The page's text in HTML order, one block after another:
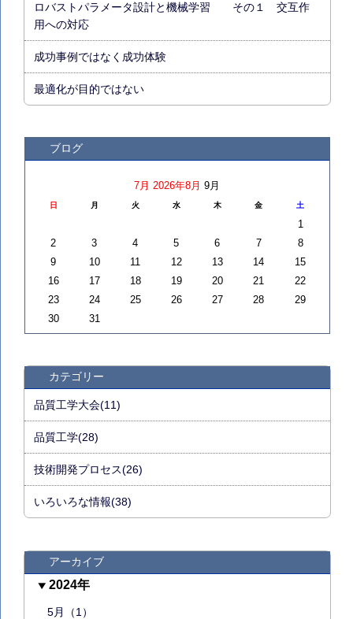
ロバストパラメータ設計と機械学習 その１ 交互作
用への対応
成功事例ではなく成功体験
最適化が目的ではない
ブログ
7月 2026年8月 9月
日 月 火 水 木 金 土
1
2
3 4 5 6 7
8
9
10 11 12 13 14
15
16
17 18 19 20 21
22
23
24 25 26 27 28
29
30
31
カテゴリー
品質工学大会(11)
品質工学(28)
技術開発プロセス(26)
いろいろな情報(38)
アーカイブ
2024年
5月（1）